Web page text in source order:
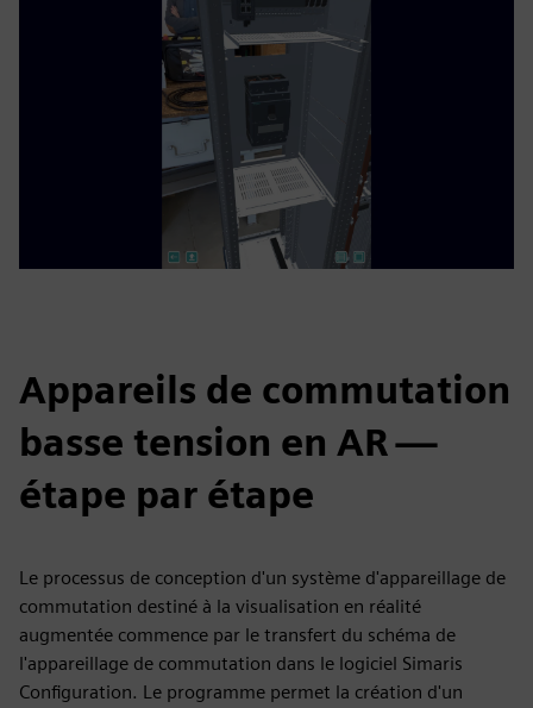
Appareils de commutation
basse tension en AR —
étape par étape
Le processus de conception d'un système d'appareillage de
commutation destiné à la visualisation en réalité
augmentée commence par le transfert du schéma de
l'appareillage de commutation dans le logiciel Simaris
Configuration. Le programme permet la création d'un